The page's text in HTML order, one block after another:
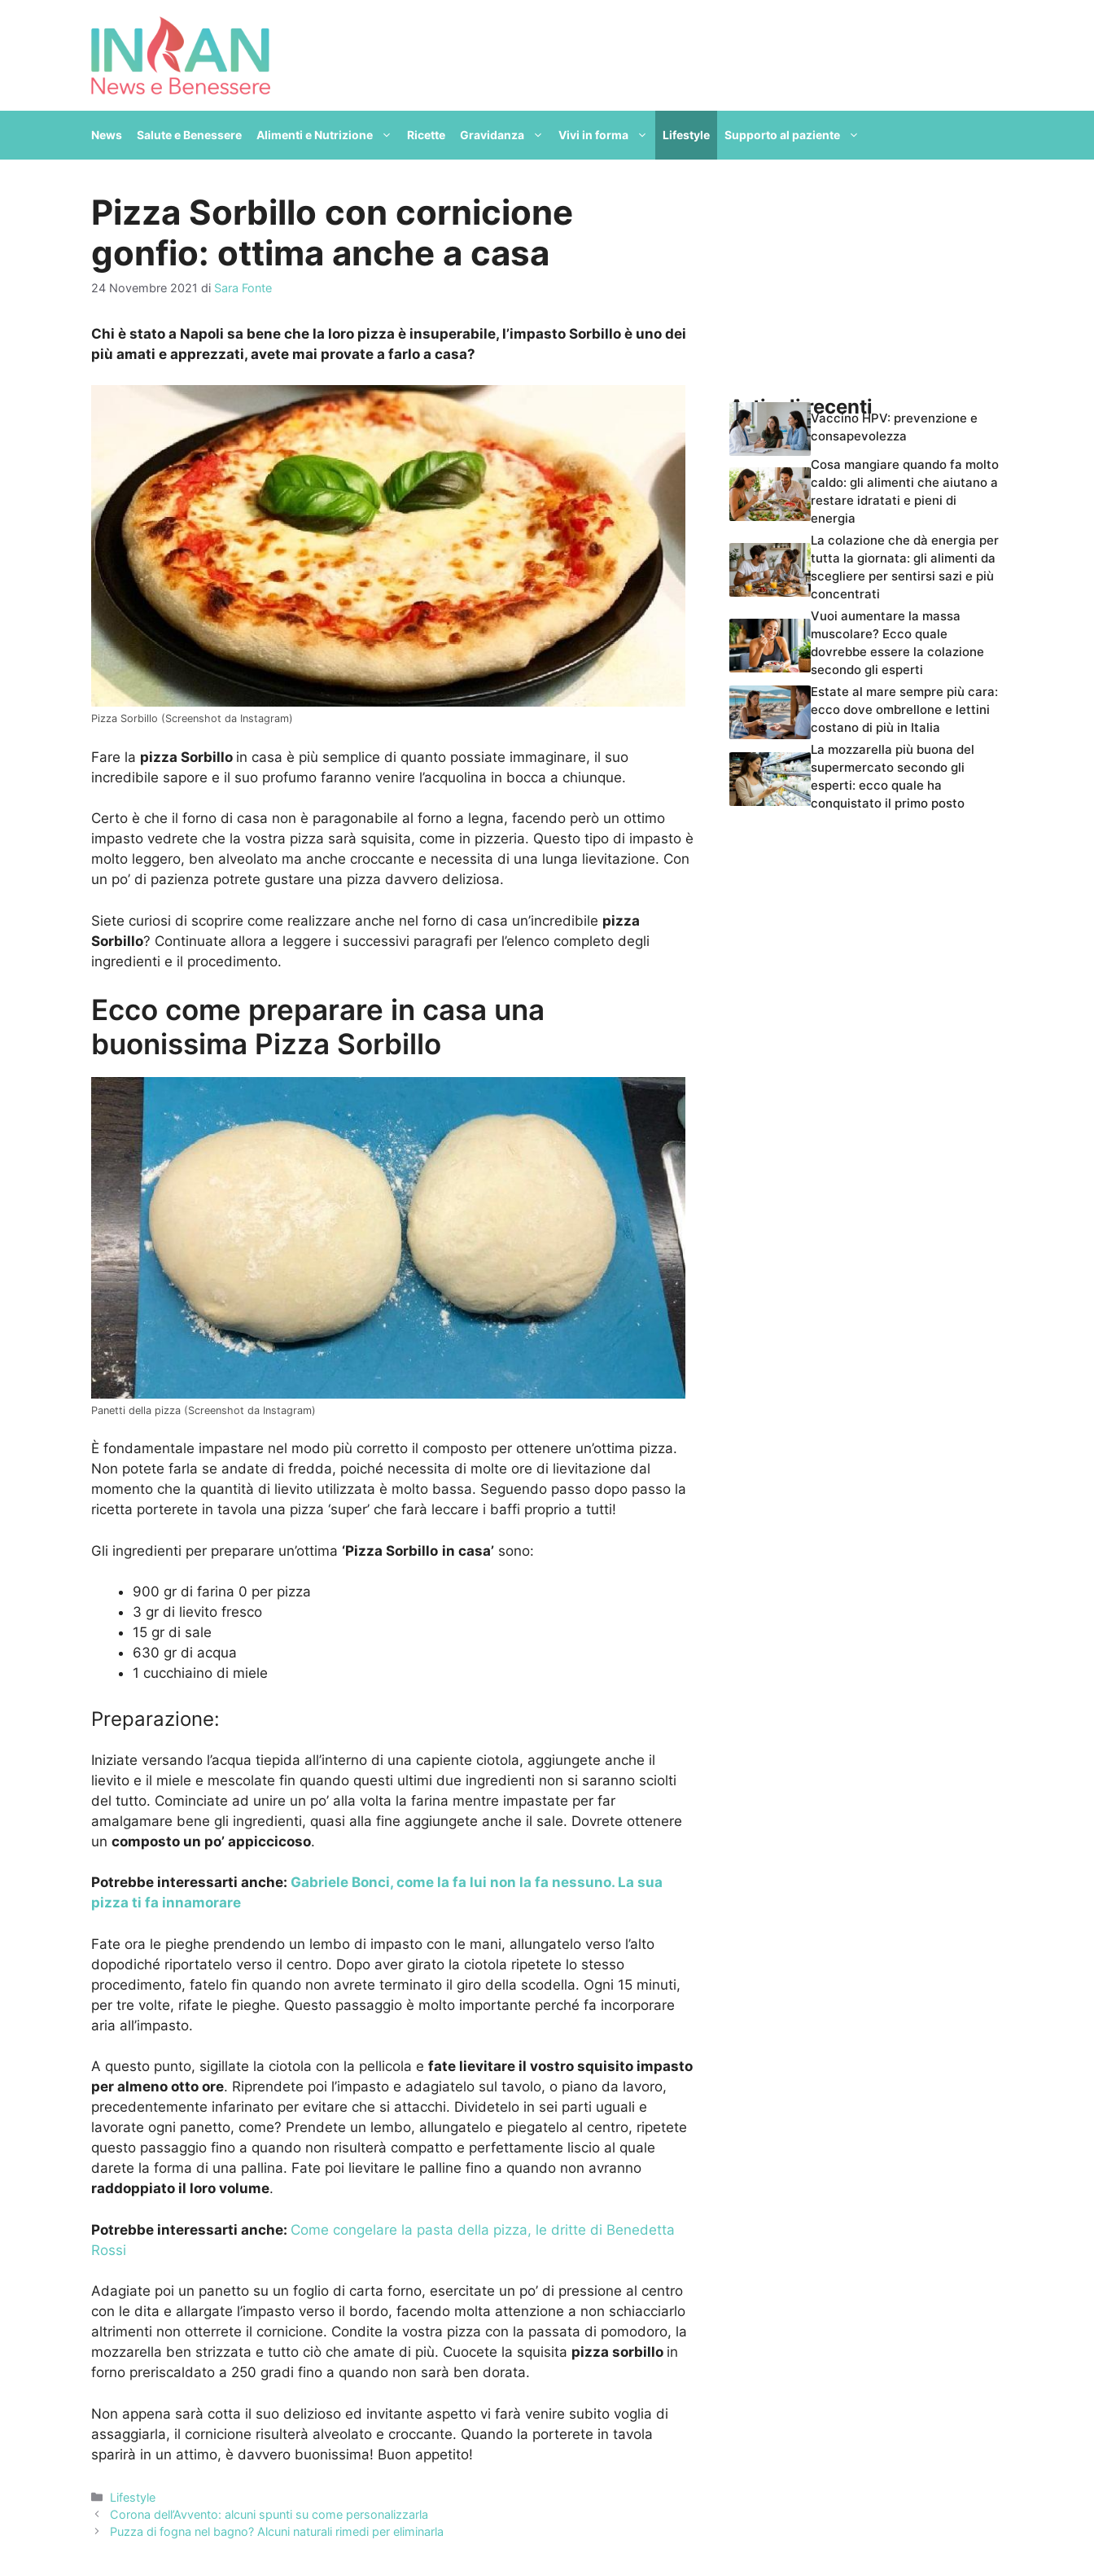
News Salute e Benessere Alimenti e Nutrizione Ricette Gravidanza Vivi in forma Lifestyle Supporto al paziente
Pizza Sorbillo con cornicione
gonfio: ottima anche a casa
24 Novembre 2021 di Sara Fonte
Chi è stato a Napoli sa bene che la loro pizza è insuperabile, l’impasto Sorbillo è uno dei
più amati e apprezzati, avete mai provate a farlo a casa?
Pizza Sorbillo (Screenshot da Instagram)
Fare la pizza Sorbillo in casa è più semplice di quanto possiate immaginare, il suo
incredibile sapore e il suo profumo faranno venire l’acquolina in bocca a chiunque.
Certo è che il forno di casa non è paragonabile al forno a legna, facendo però un ottimo
impasto vedrete che la vostra pizza sarà squisita, come in pizzeria. Questo tipo di impasto è
molto leggero, ben alveolato ma anche croccante e necessita di una lunga lievitazione. Con
un po’ di pazienza potrete gustare una pizza davvero deliziosa.
Siete curiosi di scoprire come realizzare anche nel forno di casa un’incredibile pizza
Sorbillo? Continuate allora a leggere i successivi paragrafi per l’elenco completo degli
ingredienti e il procedimento.
Ecco come preparare in casa una
buonissima Pizza Sorbillo
Panetti della pizza (Screenshot da Instagram)
È fondamentale impastare nel modo più corretto il composto per ottenere un’ottima pizza.
Non potete farla se andate di fredda, poiché necessita di molte ore di lievitazione dal
momento che la quantità di lievito utilizzata è molto bassa. Seguendo passo dopo passo la
ricetta porterete in tavola una pizza ‘super’ che farà leccare i baffi proprio a tutti!
Gli ingredienti per preparare un’ottima ‘Pizza Sorbillo in casa’ sono:
900 gr di farina 0 per pizza
3 gr di lievito fresco
15 gr di sale
630 gr di acqua
1 cucchiaino di miele
Preparazione:
Iniziate versando l’acqua tiepida all’interno di una capiente ciotola, aggiungete anche il
lievito e il miele e mescolate fin quando questi ultimi due ingredienti non si saranno sciolti
del tutto. Cominciate ad unire un po’ alla volta la farina mentre impastate per far
amalgamare bene gli ingredienti, quasi alla fine aggiungete anche il sale. Dovrete ottenere
un composto un po’ appiccicoso.
Potrebbe interessarti anche: Gabriele Bonci, come la fa lui non la fa nessuno. La sua
pizza ti fa innamorare
Fate ora le pieghe prendendo un lembo di impasto con le mani, allungatelo verso l’alto
dopodiché riportatelo verso il centro. Dopo aver girato la ciotola ripetete lo stesso
procedimento, fatelo fin quando non avrete terminato il giro della scodella. Ogni 15 minuti,
per tre volte, rifate le pieghe. Questo passaggio è molto importante perché fa incorporare
aria all’impasto.
A questo punto, sigillate la ciotola con la pellicola e fate lievitare il vostro squisito impasto
per almeno otto ore. Riprendete poi l’impasto e adagiatelo sul tavolo, o piano da lavoro,
precedentemente infarinato per evitare che si attacchi. Dividetelo in sei parti uguali e
lavorate ogni panetto, come? Prendete un lembo, allungatelo e piegatelo al centro, ripetete
questo passaggio fino a quando non risulterà compatto e perfettamente liscio al quale
darete la forma di una pallina. Fate poi lievitare le palline fino a quando non avranno
raddoppiato il loro volume.
Potrebbe interessarti anche: Come congelare la pasta della pizza, le dritte di Benedetta
Rossi
Adagiate poi un panetto su un foglio di carta forno, esercitate un po’ di pressione al centro
con le dita e allargate l’impasto verso il bordo, facendo molta attenzione a non schiacciarlo
altrimenti non otterrete il cornicione. Condite la vostra pizza con la passata di pomodoro, la
mozzarella ben strizzata e tutto ciò che amate di più. Cuocete la squisita pizza sorbillo in
forno preriscaldato a 250 gradi fino a quando non sarà ben dorata.
Non appena sarà cotta il suo delizioso ed invitante aspetto vi farà venire subito voglia di
assaggiarla, il cornicione risulterà alveolato e croccante. Quando la porterete in tavola
sparirà in un attimo, è davvero buonissima! Buon appetito!
Categorie
Lifestyle
Corona dell’Avvento: alcuni spunti su come personalizzarla
Puzza di fogna nel bagno? Alcuni naturali rimedi per eliminarla
Articoli recentiVaccino HPV: prevenzione e
consapevolezza
Cosa mangiare quando fa molto
caldo: gli alimenti che aiutano a
restare idratati e pieni di
energia
La colazione che dà energia per
tutta la giornata: gli alimenti da
scegliere per sentirsi sazi e più
concentrati
Vuoi aumentare la massa
muscolare? Ecco quale
dovrebbe essere la colazione
secondo gli esperti
Estate al mare sempre più cara:
ecco dove ombrellone e lettini
costano di più in Italia
La mozzarella più buona del
supermercato secondo gli
esperti: ecco quale ha
conquistato il primo posto